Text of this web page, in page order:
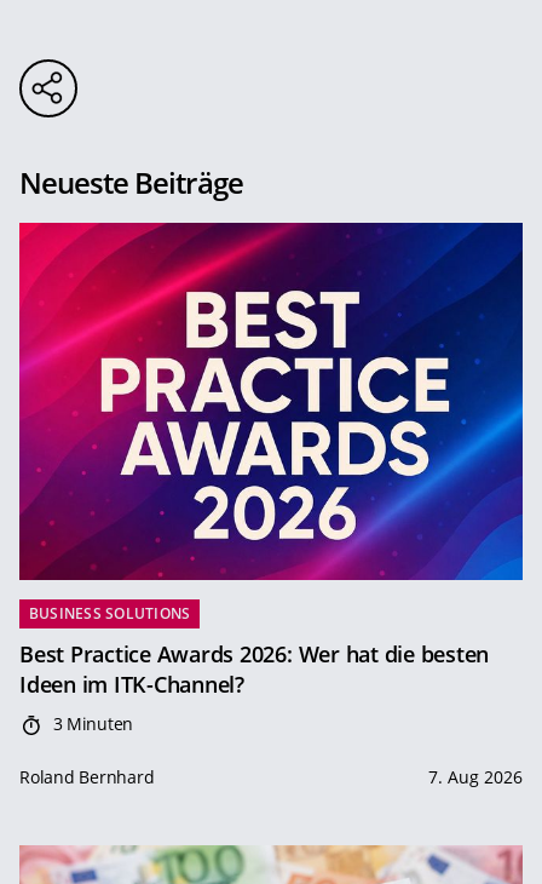
Neueste Beiträge
BUSINESS SOLUTIONS
Best Practice Awards 2026: Wer hat die besten
Ideen im ITK-Channel?
3 Minuten
Roland Bernhard 7. Aug 2026